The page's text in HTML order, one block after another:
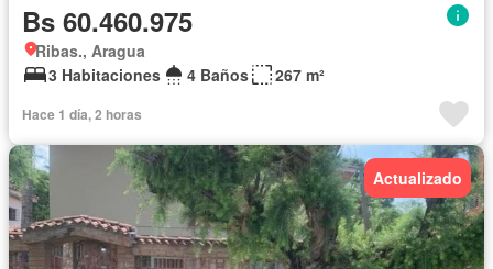
Bs 60.460.975
Ribas., Aragua
3 Habitaciones
4 Baños 267 m²
Hace 1 día, 2 horas
Actualizado